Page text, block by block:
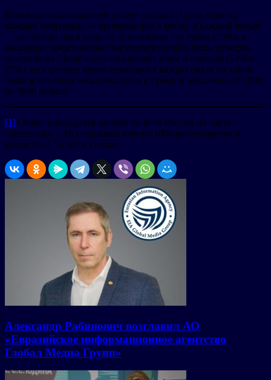
Половина пользователей делает заказы 2-3 раза в месяц,
каждый четвертый — примерно раз в месяц, а каждый пятый
— несколько раз в неделю. В основном это будни (75%), в
выходные предпочитают закупаться онлайн лишь четверть
ответивших. Чаще всего заказывают днем и вечером (53% и
27%), на утреннее время приходится каждая пятая доставка.
Чаще всего один заказ обходится в сумму в диапазоне от 1000
до 3000 рублей.
[1] Опрос проводился онлайн по всей России на сайте
«Анкетолог». Исследованы ответы 1000 респондентов в
возрасте от 55 лет и старше.
Александр Рабинович возглавил АО
«Евразийское информационное агентство
Глобал Медиа Групп»